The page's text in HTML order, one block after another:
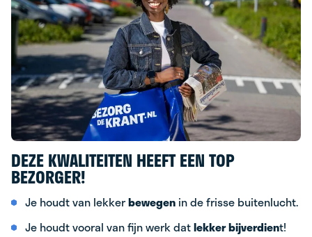
DEZE KWALITEITEN HEEFT EEN TOP
BEZORGER!
Je houdt van lekkerbewegen in de frisse buitenlucht.
Je houdt vooral van fijn werk datlekker bijverdient!